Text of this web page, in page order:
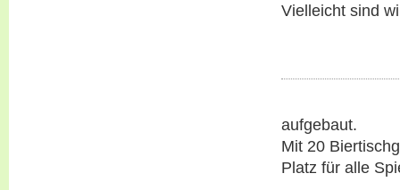
Vielleicht sind
aufgebaut.
Mit 20
Platz für alle